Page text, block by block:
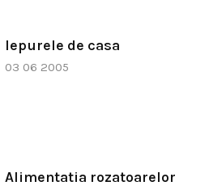
Iepurele de casa
03 06 2005
Alimentatia rozatoarelor